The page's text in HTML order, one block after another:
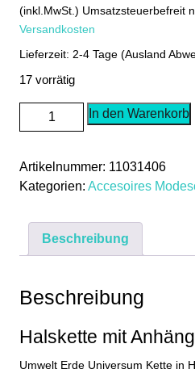
(inkl.MwSt.) Umsatzsteuerbefreit
Versandkosten
Lieferzeit: 2-4 Tage (Ausland
17 vorrätig
Halskette
Anhänger
Natur
Umwelt
Universum
Kette
Schmuck
Menge
In den Warenkorb
Artikelnummer: 11031406
Kategorien: Accesoires
Beschreibung
Beschreibung
Halskette mit
Umwelt Erde Universum Kette in